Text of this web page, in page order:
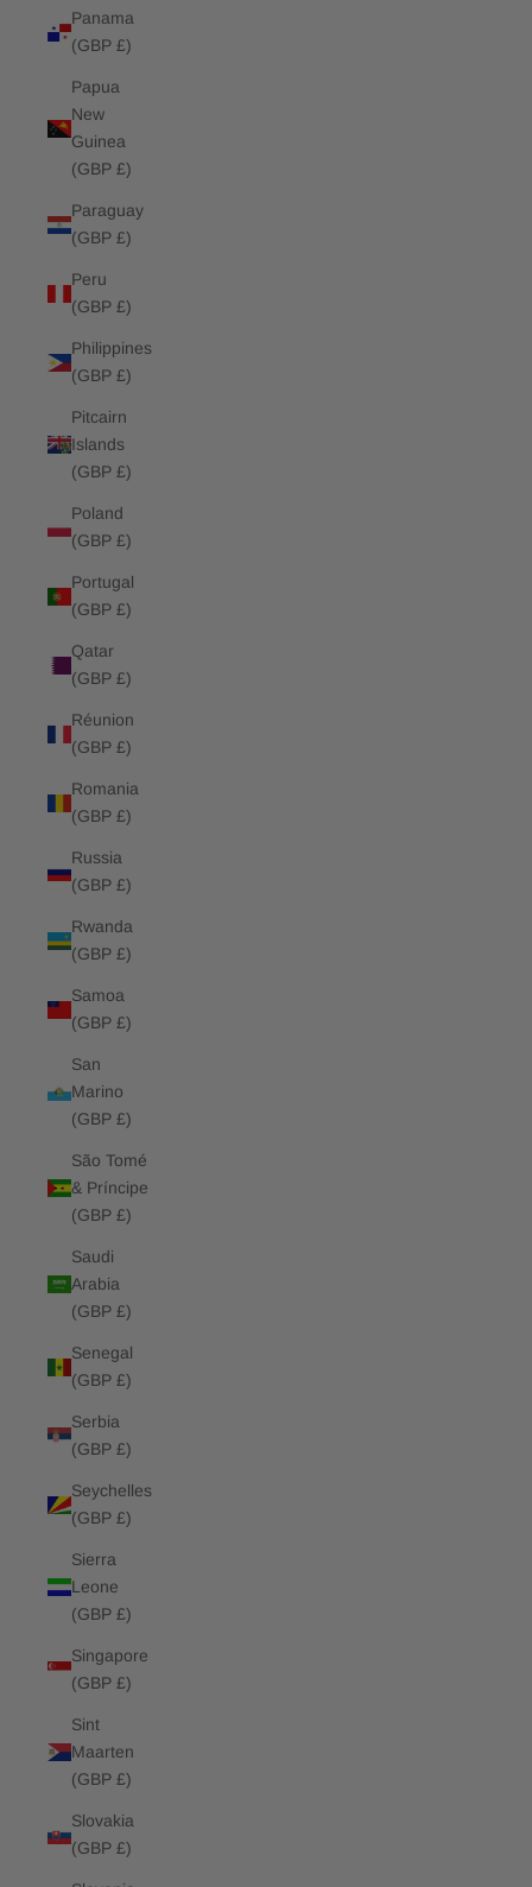
Panama
(GBP £)
Papua
New
Guinea
(GBP £)
Paraguay
(GBP £)
Peru
(GBP £)
Philippines
(GBP £)
Pitcairn
Islands
(GBP £)
Poland
(GBP £)
Portugal
(GBP £)
Qatar
(GBP £)
Réunion
(GBP £)
Romania
(GBP £)
Russia
(GBP £)
Rwanda
(GBP £)
Samoa
(GBP £)
San
Marino
(GBP £)
São Tomé
& Príncipe
(GBP £)
Saudi
Arabia
(GBP £)
Senegal
(GBP £)
Serbia
(GBP £)
Seychelles
(GBP £)
Sierra
Leone
(GBP £)
Singapore
(GBP £)
Sint
Maarten
(GBP £)
Slovakia
(GBP £)